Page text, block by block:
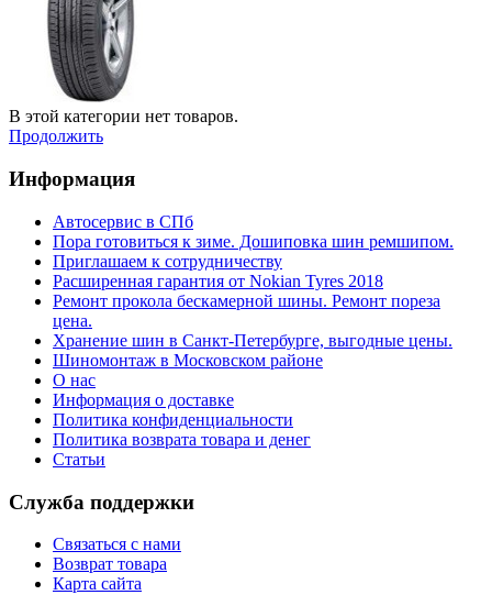
В этой категории нет товаров.
Продолжить
Информация
Автосервис в СПб
Пора готовиться к зиме. Дошиповка шин ремшипом.
Приглашаем к сотрудничеству
Расширенная гарантия от Nokian Tyres 2018
Ремонт прокола бескамерной шины. Ремонт пореза
цена.
Хранение шин в Санкт-Петербурге, выгодные цены.
Шиномонтаж в Московском районе
О нас
Информация о доставке
Политика конфиденциальности
Политика возврата товара и денег
Статьи
Служба поддержки
Связаться с нами
Возврат товара
Карта сайта